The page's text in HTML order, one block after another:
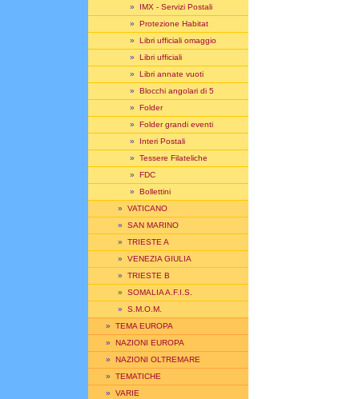
» IMX - Servizi Postali
» Protezione Habitat
» Libri ufficiali omaggio
» Libri ufficiali
» Libri annate vuoti
» Blocchi angolari di 5
» Folder
» Folder grandi eventi
» Interi Postali
» Tessere Filateliche
» FDC
» Bollettini
» VATICANO
» SAN MARINO
» TRIESTE A
» VENEZIA GIULIA
» TRIESTE B
» SOMALIA A.F.I.S.
» S.M.O.M.
» TEMA EUROPA
» NAZIONI EUROPA
» NAZIONI OLTREMARE
» TEMATICHE
» VARIE